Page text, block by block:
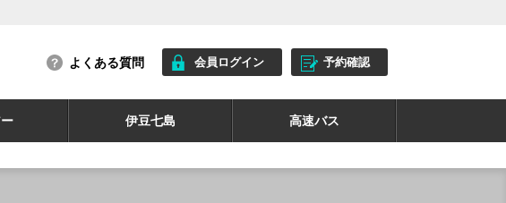
よくある質問 会員ログイン 予約確認
伊豆七島 高速バス